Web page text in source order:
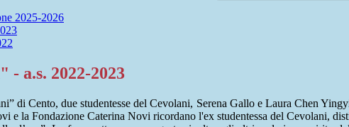
2025-2026
- a.s. 2022-2023
di Cento, due studentesse del Cevolani, Serena Gallo e Laura Chen
la Fondazione Caterina Novi ricordano l'ex studentessa del Cevolani,